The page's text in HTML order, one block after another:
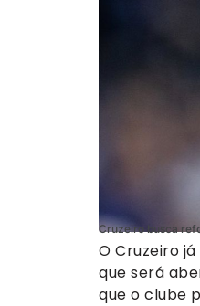
Cruzeiro busca
O Cruzeiro
que será
que o clube